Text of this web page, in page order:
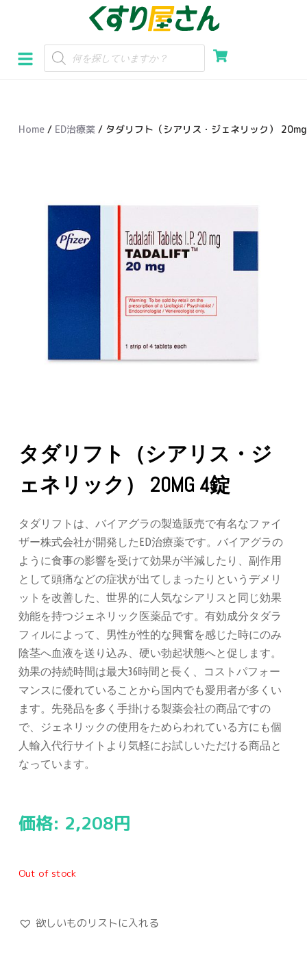
ン
テ
スHome / ED治療薬 / タダリフト（シアリス・ジェネリック）
タダリフト（シアリス・ジ
ェネリック） 20MG 4錠
タダリフトは、バイアグラの製造販売で有名なファイ
ザー株式会社が開発したED治療薬です。バイアグラの
ように食事の影響を受けて効果が半減したり、副作用
として頭痛などの症状が出てしまったりというデメリ
ットを改善した、世界的に人気なシアリスと同じ効果
効能を持つジェネリック医薬品です。有効成分タダラ
フィルによって、男性が性的な興奮を感じた時にのみ
陰茎へ血液を送り込み、硬い勃起状態へと促します。
効果の持続時間は最大36時間と長く、コストパフォー
マンスに優れていることから国内でも愛用者が多くい
ます。先発品を多く手掛ける製薬会社の商品ですの
で、ジェネリックの使用をためらわれている方にも個
人輸入代行サイトより気軽にお試しいただける商品と
なっています。
価格: 2,208円
Out of stock
欲しいものリストに入れる